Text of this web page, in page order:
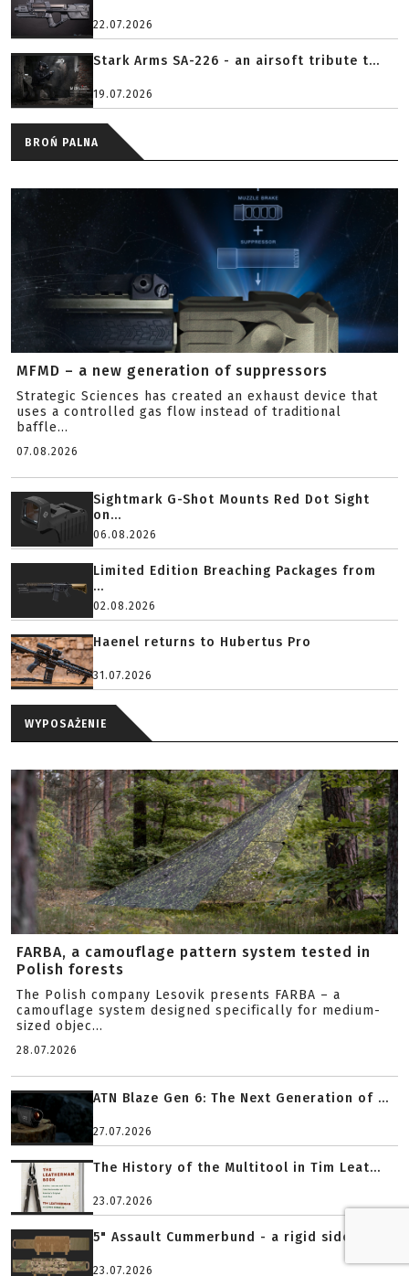
22.07.2026
Stark Arms SA-226 - an airsoft tribute t...
19.07.2026
BROŃ PALNA
MFMD – a new generation of suppressors
Strategic Sciences has created an exhaust device that
uses a controlled gas flow instead of traditional
baffle...
07.08.2026
Sightmark G-Shot Mounts Red Dot Sight
on...
06.08.2026
Limited Edition Breaching Packages from
...
02.08.2026
Haenel returns to Hubertus Pro
31.07.2026
WYPOSAŻENIE
FARBA, a camouflage pattern system tested in
Polish forests
The Polish company Lesovik presents FARBA – a
camouflage system designed specifically for medium-
sized objec...
28.07.2026
ATN Blaze Gen 6: The Next Generation of ...
27.07.2026
The History of the Multitool in Tim Leat...
23.07.2026
5" Assault Cummerbund - a rigid side sys...
23.07.2026